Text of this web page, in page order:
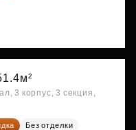
3 корпус, 3 секция,
Без отделки